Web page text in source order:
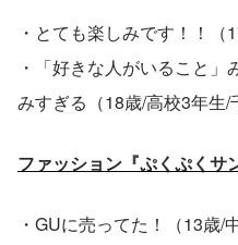
・とても楽しみです！！（
・「好きな人がいること
みすぎる（18歳/高校3年生/
ファッション『ぷくぷくサ
・GUに売ってた！（13歳/